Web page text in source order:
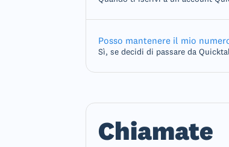
Posso mantenere il mio
Sì, se decidi di passare da
Chiamate